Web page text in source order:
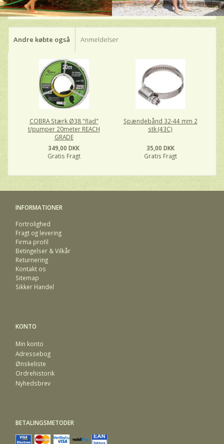
Andre købte også Anmeldelser
COBRA Stærk Ø38 "flad"
t/pumper 20meter REACH
GRADE
349,00 DKK
Gratis Fragt
Spændebånd 32-44 mm 2
stk (43C)
35,00 DKK
Gratis Fragt
INFORMATIONER
Fortrolighed
Fragt og levering
Firma profil
Betingelser & Vilkår
Returnering
Kontakt os
Sitemap
Sikker Handel
KONTO
Min konto
Adressebog
Ønskeliste
Ordrehistorik
Nyhedsbrev
BETALINGSMETODER